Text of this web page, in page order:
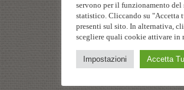
servono per il funzionamento del
statistico. Cliccando su
presenti sul sito. In alternativa,
scegliere quali cookie attivare in
Impostazioni Accetta